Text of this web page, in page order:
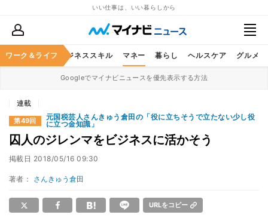
いい仕事は、いい暮らしから
ワーク＆ライフ
キャリア ビジネススキル マネー 暮らし ヘルスケア グルメ
Googleでマイナビニュースを優先表示する方法
連載
第49回
元国税芸人さんきゅう倉田の「役に立ちそうで立たない少し役
に立つ金知識」
囚人のジレンマをビジネスに活かそう
掲載日 2018/05/16 09:30
著者： さんきゅう倉田
URLをコピー